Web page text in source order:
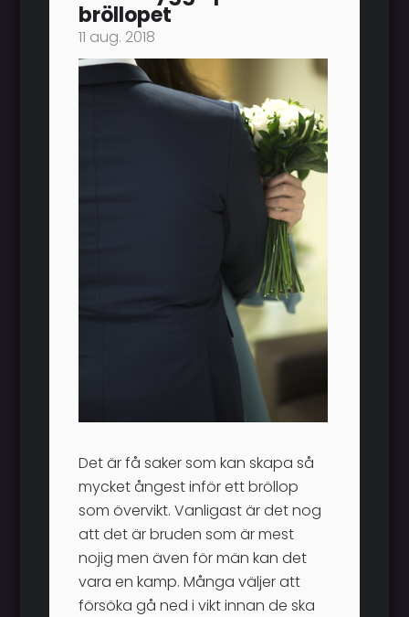
bröllopet
11 aug. 2018
Det är få saker som kan skapa så
mycket ångest inför ett bröllop
som övervikt. Vanligast är det nog
att det är bruden som är mest
nojig men även för män kan det
vara en kamp. Många väljer att
försöka gå ned i vikt innan de ska